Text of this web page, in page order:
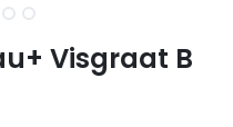
Visgraat B